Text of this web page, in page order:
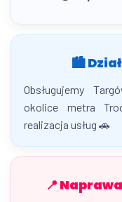
🏙️
Obsługujemy
okolice metra
realizacja usług 🚗
📍